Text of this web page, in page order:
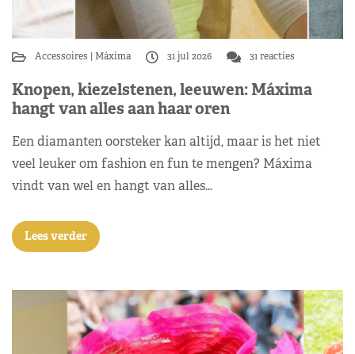
Accessoires Máxima 31 jul 2026 31 reacties
Knopen, kiezelstenen, leeuwen: Máxima
hangt van alles aan haar oren
Een diamanten oorsteker kan altijd, maar is het niet
veel leuker om fashion en fun te mengen? Máxima
vindt van wel en hangt van alles…
Lees verder